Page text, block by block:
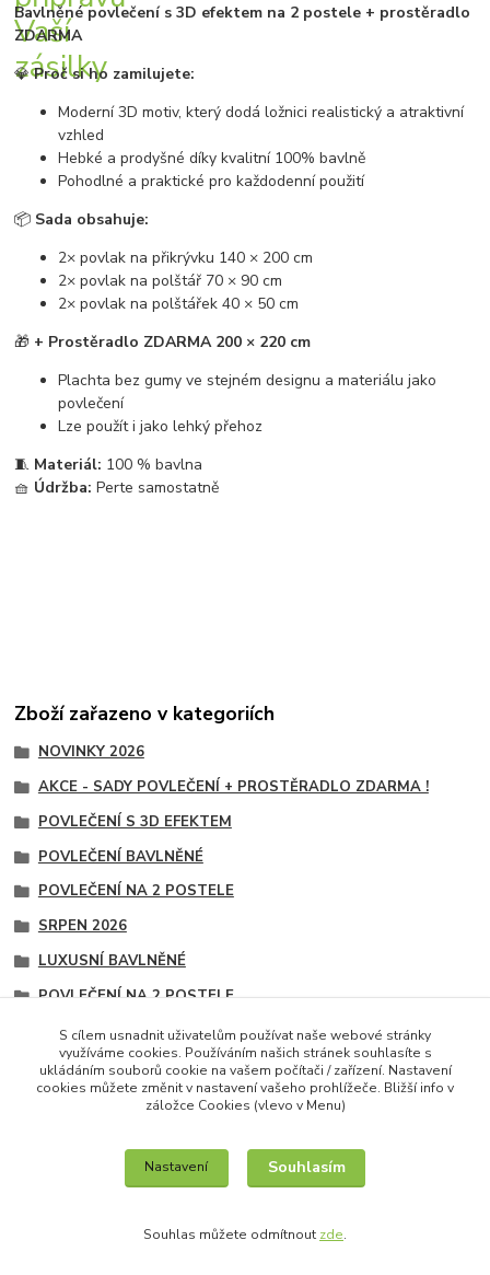
Bavlněné povlečení s 3D efektem na 2 postele + prostěradlo
ZDARMA
💎Proč si ho zamilujete:
Moderní 3D motiv, který dodá ložnici realistický a atraktivní
vzhled
Hebké a prodyšné díky kvalitní 100% bavlně
Pohodlné a praktické pro každodenní použití
📦 Sada obsahuje:
2× povlak na přikrývku 140 × 200 cm
2× povlak na polštář 70 × 90 cm
2× povlak na polštářek 40 × 50 cm
🎁 + Prostěradlo ZDARMA 200 × 220 cm
Plachta bez gumy ve stejném designu a materiálu jako
povlečení
Lze použít i jako lehký přehoz
🧵 Materiál: 100 % bavlna
🧺 Údržba: Perte samostatně
Zboží zařazeno v kategoriích
NOVINKY 2026
AKCE - SADY POVLEČENÍ + PROSTĚRADLO ZDARMA !
POVLEČENÍ S 3D EFEKTEM
POVLEČENÍ BAVLNĚNÉ
POVLEČENÍ NA 2 POSTELE
SRPEN 2026
LUXUSNÍ BAVLNĚNÉ
POVLEČENÍ NA 2 POSTELE
POVLEČENÍ NA 2 POSTELE
SADY - PROSTĚRADLO ZDARMA
IT služby na míru / unilogo.cz
S cílem usnadnit uživatelům používat naše webové stránky
využíváme cookies. Používáním našich stránek souhlasíte s
ukládáním souborů cookie na vašem počítači / zařízení. Nastavení
cookies můžete změnit v nastavení vašeho prohlížeče. Bližší info v
záložce Cookies (vlevo v Menu)
Nastavení Souhlasím
Souhlas můžete odmítnout zde.